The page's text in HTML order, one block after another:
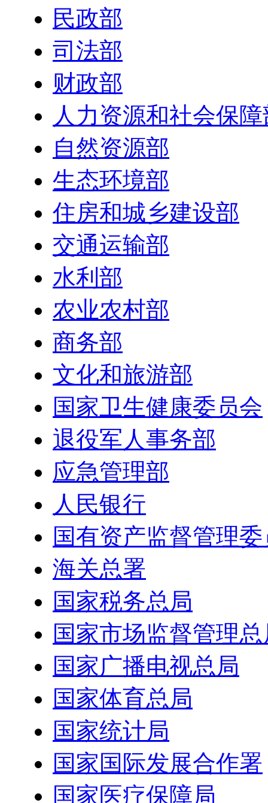
民政部
司法部
财政部
人力资源和社会保
自然资源部
生态环境部
住房和城乡建设部
交通运输部
水利部
农业农村部
商务部
文化和旅游部
国家卫生健康委员会
退役军人事务部
应急管理部
人民银行
国有资产监督管理
海关总署
国家税务总局
国家市场监督管理
国家广播电视总局
国家体育总局
国家统计局
国家国际发展合作署
国家医疗保障局